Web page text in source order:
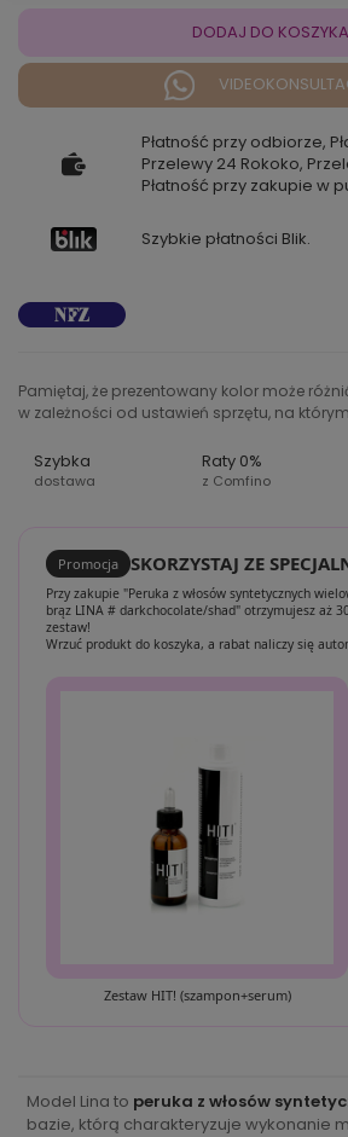
DODAJ DO KOSZYKA
Płatność przy odbiorze,
Przelewy 24 Rokoko,
Płatność przy zakupie w
Szybkie płatności Blik.
Pamiętaj, że prezentowany kolor może
w zależności od ustawień sprzętu, na
Szybka
dostawa
Raty 0%
z Comfino
Promocja SKORZYSTAJ ZE
Przy zakupie "Peruka z włosów syntetycznych
brąz LINA # darkchocolate/shad" otrzymujesz aż
zestaw!
Wrzuć produkt do koszyka, a rabat naliczy się
Zestaw HIT! (szampon+serum)
Model Lina to peruka z włosów
bazie, którą charakteryzuje wykonanie